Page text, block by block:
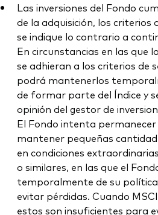
Las inversiones del Fondo
de la adquisición, los criterios
se indique lo contrario a
En circunstancias en las que
se adhieran a los criterios de
podrá mantenerlos
de formar parte del Índice y
opinión del gestor de
El Fondo intenta
mantener pequeñas
en condiciones
o similares, en las que el
temporalmente de su
evitar pérdidas. Cuando
estos son insuficientes para